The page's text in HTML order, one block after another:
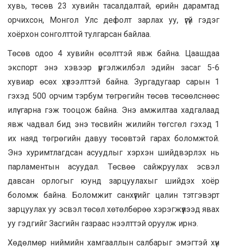
хувь, төсөв 23 хувийн тасалдалтай, өрийн дарамтад
орчихсон, Монгол Улс дефолт зарлах уу, үгүй гэдэг
хоёрхон сонголттой тулгарсан байлаа.
Төсөв одоо 4 хувийн өсөлттэй явж байна. Цаашдаа
экспорт энэ хэвээр үргэлжилбэл эдийн засаг 5-6
хувиар өсөх хүлээлттэй байна. Зургадугаар сарын 1
гэхэд 500 орчим тэрбум төгрөгийн төсөв төсөөлснөөс
илүү гарна гэж тооцож байна. Энэ амжилтаа хадгалаад
явж чадвал бид энэ төсвийн жилийн төгсгөл гэхэд 1
их наяд төгрөгийн давуу төсөвтэй гарах боломжтой.
Энэ хуримтлагдсан асуудлыг хэрхэн шийдвэрлэх нь
парламентын асуудал. Төсвөө сайжруулах эсвэл
давсан орлогыг юунд зарцуулахыг шийдэх хоёр
боломж байна. Боломжит санхүүгийг цалин тэтгэвэрт
зарцуулах уу эсвэл төсөл хөтөлбөрөө хэрэгжүүлээд явах
уу гэдгийг Засгийн газраас нээлттэй оруулж ирнэ.
Хөдөлмөр ниймийн хамгааллын салбарыг эмэгтэй хүн